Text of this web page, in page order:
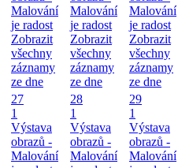
Malování
je radost
Zobrazit
všechny
záznamy
ze dne
Malování
je radost
Zobrazit
všechny
záznamy
ze dne
Malování
je radost
Zobrazit
všechny
záznamy
ze dne
27
1
Výstava
obrazů -
Malování
28
1
Výstava
obrazů -
Malování
29
1
Výstava
obrazů -
Malování